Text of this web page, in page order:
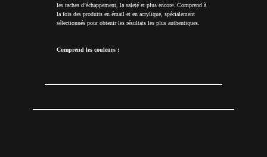
les taches d’échappement, la saleté et plus encore. Comprend à
la fois des produits en émail et en acrylique, spécialement
sélectionnés pour obtenir les résultats les plus authentiques.
Comprend les couleurs :